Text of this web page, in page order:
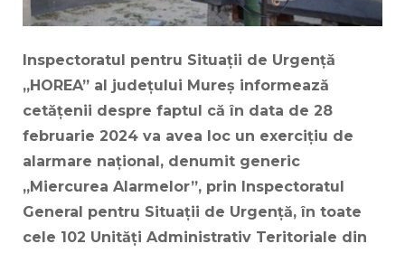
Inspectoratul pentru Situații de Urgență
„HOREA” al județului Mureș informează
cetățenii despre faptul că în data de 28
februarie 2024 va avea loc un exercițiu de
alarmare național, denumit generic
„Miercurea Alarmelor”, prin Inspectoratul
General pentru Situații de Urgență, în toate
cele 102 Unități Administrativ Teritoriale din